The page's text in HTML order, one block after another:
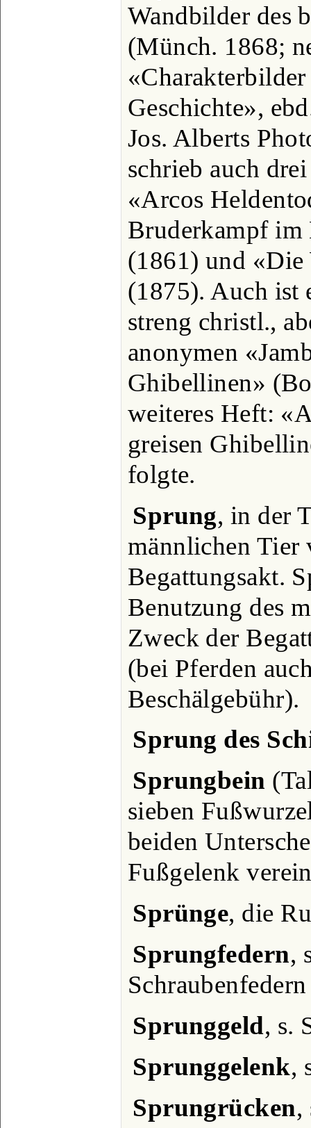
Wandbilder des
(Münch. 1868;
Geschichte»,
Jos. Alberts
schrieb auch
«Arcos
Bruderkampf im
(1861) und «Die
(1875). Auch ist
streng christl.,
anonymen
Ghibellinen»
weiteres Heft:
greisen
folgte.
Sprung, in der
männlichen Tier
Begattungsakt.
Benutzung des
Zweck der
(bei Pferden
Beschälgebühr).
Sprung des
Sprungbein
sieben
beiden
Fußgelenk
Sprünge, die
Sprungfedern,
Sprunggeld, s.
Sprunggelenk,
Sprungrücken,